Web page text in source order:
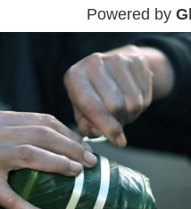
Powered by